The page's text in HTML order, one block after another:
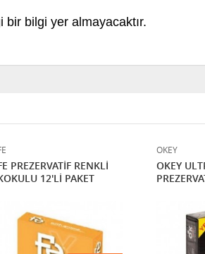
bir bilgi yer almayacaktır.
PREZERVATİF RENKLİ
12'Lİ PAKET
OKEY
OKEY